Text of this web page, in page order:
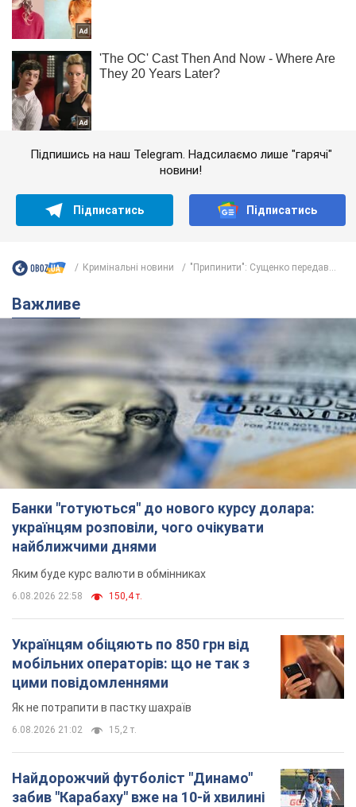
Підпишись на наш Telegram. Надсилаємо лише "гарячі"
новини!
Підписатись Підписатись
Кримінальні новини "Припинити": Сущенко передав...
Важливе
Банки "готуються" до нового курсу долара:
українцям розповіли, чого очікувати
найближчими днями
Яким буде курс валюти в обмінниках
6.08.2026 22:58 150,4 т.
Українцям обіцяють по 850 грн від
мобільних операторів: що не так з
цими повідомленнями
Як не потрапити в пастку шахраїв
6.08.2026 21:02 15,2 т.
Найдорожчий футболіст "Динамо"
забив "Карабаху" вже на 10-й хвилині